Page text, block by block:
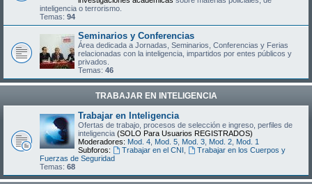
inteligencia o terrorismo.
Temas: 94
Seminarios y Conferencias
Área dedicada a Jornadas, Seminarios, Conferencias y Ferias
relacionadas con la inteligencia, impartidos por entes públicos y
privados.
Temas: 46
TRABAJAR EN INTELIGENCIA
Trabajar en Inteligencia
Ofertas de trabajo, procesos de selección e ingreso, perfiles de
inteligencia (SOLO Para Usuarios REGISTRADOS)
Moderadores: Mod. 4 Mod. 5 Mod. 3 Mod. 2 Mod. 1
Subforos:
Trabajar en el CNI
Trabajar en los Cuerpos y
Fuerzas de Seguridad
Temas: 68